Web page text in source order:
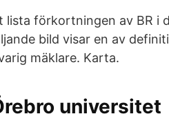
lista förkortningen av BR i
bild visar en av
mäklare. Karta.
universitet